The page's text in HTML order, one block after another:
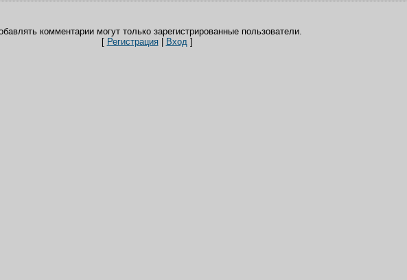
комментарии могут только зарегистрированные пользователи.
[ Регистрация| Вход]